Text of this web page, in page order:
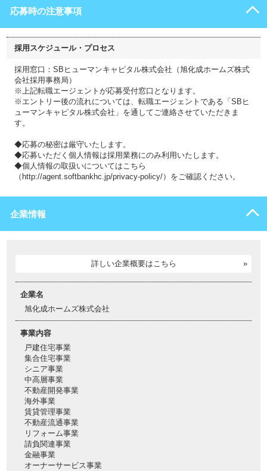
応募時の注意事項
採用スケジュール・プロセス
採用窓口：SBヒューマンキャピタル株式会社（旭化成ホームズ株式
会社採用事務局）
※上記転職エージェントが応募受付窓口となります。
※エントリー後の流れについては、転職エージェントである「SBヒ
ューマンキャピタル株式会社」を通してご連絡させていただきま
す。
◆応募の秘密は厳守いたします。
◆応募いただく個人情報は採用業務にのみ利用いたします。
◆個人情報の取扱いについてはこちら
（http://agent.softbankhc.jp/privacy-policy/）をご確認ください。
企業情報
詳しい企業概要はこちら
企業名
旭化成ホームズ株式会社
事業内容
戸建住宅事業
集合住宅事業
シニア事業
中高層事業
不動産開発事業
海外事業
賃貸管理事業
不動産流通事業
リフォーム事業
請負関連事業
金融事業
オーナーサービス事業